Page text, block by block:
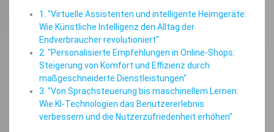
1. "Virtuelle Assistenten und intelligente Heimgeräte:
Wie Künstliche Intelligenz den Alltag der
Endverbraucher revolutioniert"
2. "Personalisierte Empfehlungen in Online-Shops:
Steigerung von Komfort und Effizienz durch
maßgeschneiderte Dienstleistungen"
3. "Von Sprachsteuerung bis maschinellem Lernen:
Wie KI-Technologien das Benutzererlebnis
verbessern und die Nutzerzufriedenheit erhöhen"